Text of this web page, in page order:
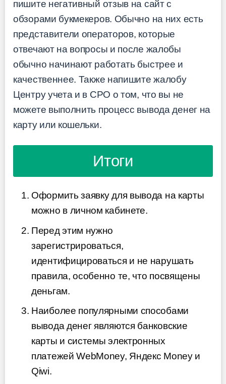
пишите негативный отзыв на сайт с
обзорами букмекеров. Обычно на них есть
представители операторов, которые
отвечают на вопросы и после жалобы
обычно начинают работать быстрее и
качественнее. Также напишите жалобу
Центру учета и в СРО о том, что вы не
можете выполнить процесс вывода денег на
карту или кошельки.
Итоги
Оформить заявку для вывода на карты
можно в личном кабинете.
Перед этим нужно
зарегистрироваться,
идентифицироваться и не нарушать
правила, особенно те, что посвящены
деньгам.
Наиболее популярными способами
вывода денег являются банковские
карты и системы электронных
платежей WebMoney, Яндекс Money и
Qiwi.